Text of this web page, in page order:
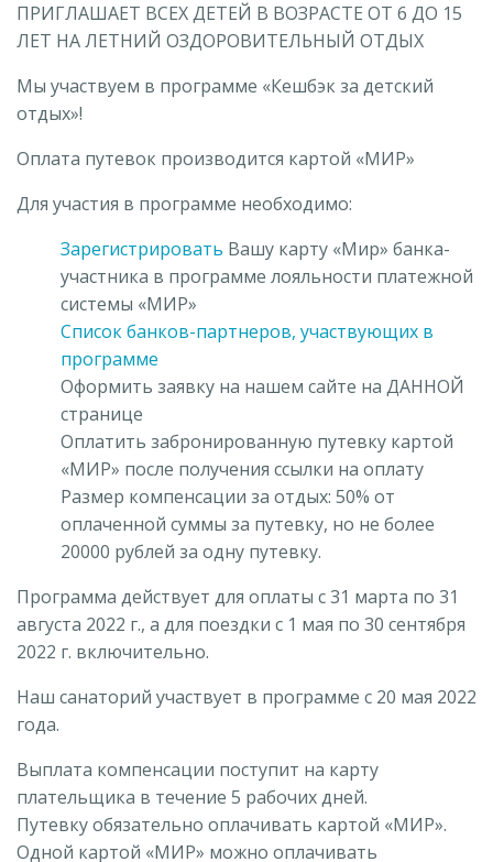
ПРИГЛАШАЕТ ВСЕХ ДЕТЕЙ В ВОЗРАСТЕ ОТ 6 ДО 15
ЛЕТ НА ЛЕТНИЙ ОЗДОРОВИТЕЛЬНЫЙ ОТДЫХ
Мы участвуем в программе «Кешбэк за детский
отдых»!
Оплата путевок производится картой «МИР»
Для участия в программе необходимо:
Зарегистрировать Вашу карту «Мир» банка-
участника в программе лояльности платежной
системы «МИР»
Список банков-партнеров, участвующих в
программе
Оформить заявку на нашем сайте на ДАННОЙ
странице
Оплатить забронированную путевку картой
«МИР» после получения ссылки на оплату
Размер компенсации за отдых: 50% от
оплаченной суммы за путевку, но не более
20000 рублей за одну путевку.
Программа действует для оплаты с 31 марта по 31
августа 2022 г., а для поездки с 1 мая по 30 сентября
2022 г. включительно.
Наш санаторий участвует в программе с 20 мая 2022
года.
Выплата компенсации поступит на карту
плательщика в течение 5 рабочих дней.
Путевку обязательно оплачивать картой «МИР».
Одной картой «МИР» можно оплачивать